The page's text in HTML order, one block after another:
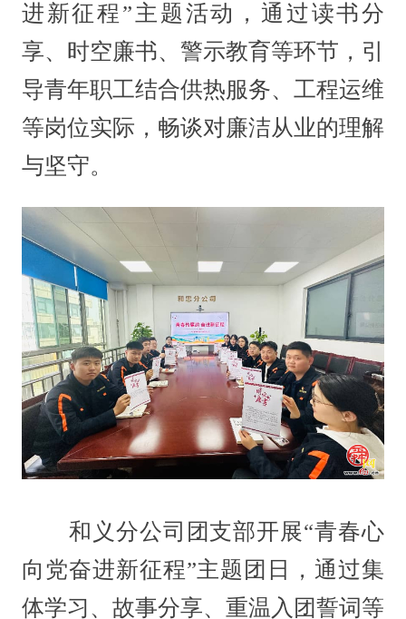
进新征程”主题活动，通过读书分
享、时空廉书、警示教育等环节，引
导青年职工结合供热服务、工程运维
等岗位实际，畅谈对廉洁从业的理解
与坚守。
和义分公司团支部开展“青春心
向党奋进新征程”主题团日，通过集
体学习、故事分享、重温入团誓词等